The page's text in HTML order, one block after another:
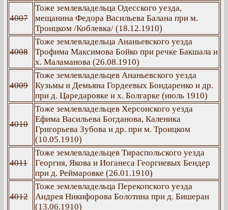
4007
Тоже землевладельца Одесского уезда,
мещанина Федора Васильева Балана при м.
Троицком /Коблевка/ (18.12.1910)
4008
Тоже землевладельца Ананьевского уезда
Трофима Максимова Бойко при речке Бакшала и
х. Маламанова (26.08.1910)
4009
Тоже землевладельцев Ананьевского уезда
Кузьмы и Демьяна Гордеевых Бондаренко и др.
при д. Царедаровке и х. Болгарке (июль 1910)
4010
Тоже землевладельцев Херсонского уезда
Ефима Васильева Богданова, Каленика
Григорьева Зубова и др. при м. Троицком
(10.05.1910)
4011
Тоже землевладельцев Тираспольского уезда
Георгия, Якова и Иоганеса Георгиевых Бендер
при д. Реймаровке (26.01.1910)
4012
Тоже землевладельца Перекопского уезда
Андрея Никифорова Болотина при д. Бишеран
(13.06.1910)